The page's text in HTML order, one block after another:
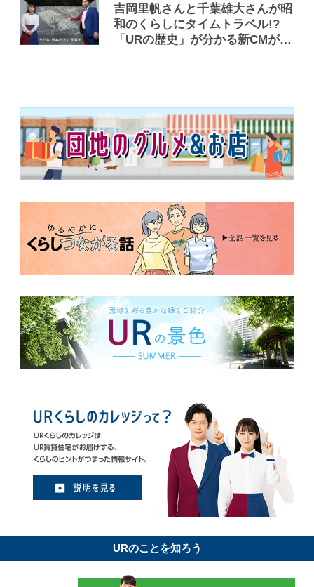
吉岡里帆さんと千葉雄大さんが昭
和のくらしにタイムトラベル!?
「URの歴史」が分かる新CMが公
URのことを知ろう